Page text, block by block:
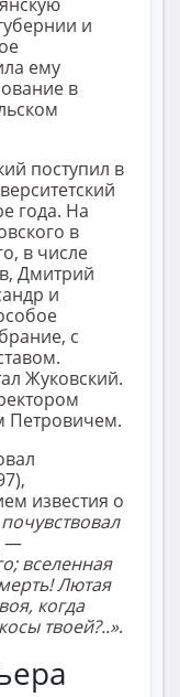
и
ему
в
поступил в
года. На
в
в числе
Дмитрий
и
с
Жуковский.
Петровичем.
известия о
—
вселенная
Лютая
когда
твоей?..».